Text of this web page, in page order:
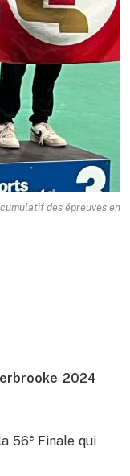
des épreuves en
2024
56e Finale qui